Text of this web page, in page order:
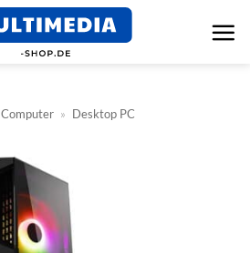
Computer » Desktop PC